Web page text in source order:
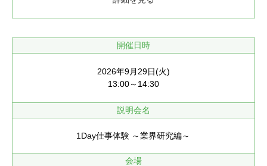
開催日時
2026年9月29日(火)
13:00～14:30
説明会名
1Day仕事体験 ～業界研究編～
会場